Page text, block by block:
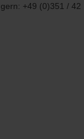
+49 (0)351 / 42